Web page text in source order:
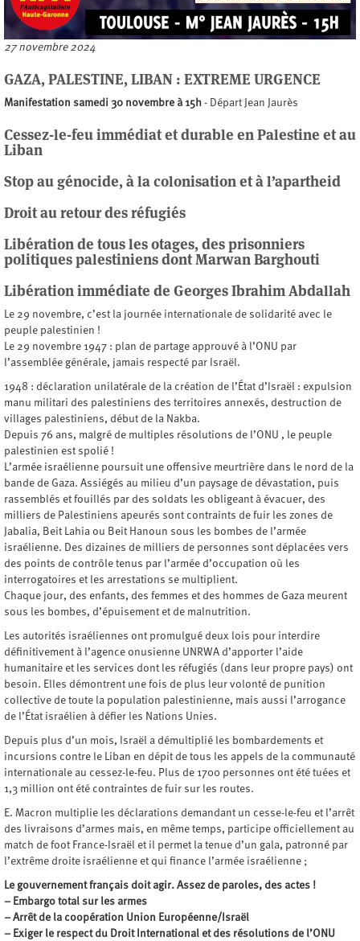
27 novembre 2024
GAZA, PALESTINE, LIBAN : EXTREME URGENCE
Manifestation samedi 30 novembre à 15h - Départ Jean Jaurès
Cessez-le-feu immédiat et durable en Palestine et au
Liban
Stop au génocide, à la colonisation et à l’apartheid
Droit au retour des réfugiés
Libération de tous les otages, des prisonniers
politiques palestiniens dont Marwan Barghouti
Libération immédiate de Georges Ibrahim Abdallah
Le 29 novembre, c’est la journée internationale de solidarité avec le
peuple palestinien !
Le 29 novembre 1947 : plan de partage approuvé à l’ONU par
l’assemblée générale, jamais respecté par Israël.
1948 : déclaration unilatérale de la création de l’État d’Israël : expulsion
manu militari des palestiniens des territoires annexés, destruction de
villages palestiniens, début de la Nakba.
Depuis 76 ans, malgré de multiples résolutions de l’ONU , le peuple
palestinien est spolié !
L’armée israélienne poursuit une offensive meurtrière dans le nord de la
bande de Gaza. Assiégés au milieu d’un paysage de dévastation, puis
rassemblés et fouillés par des soldats les obligeant à évacuer, des
milliers de Palestiniens apeurés sont contraints de fuir les zones de
Jabalia, Beit Lahia ou Beit Hanoun sous les bombes de l’armée
israélienne. Des dizaines de milliers de personnes sont déplacées vers
des points de contrôle tenus par l’armée d’occupation où les
interrogatoires et les arrestations se multiplient.
Chaque jour, des enfants, des femmes et des hommes de Gaza meurent
sous les bombes, d’épuisement et de malnutrition.
Les autorités israéliennes ont promulgué deux lois pour interdire
définitivement à l’agence onusienne UNRWA d’apporter l’aide
humanitaire et les services dont les réfugiés (dans leur propre pays) ont
besoin. Elles démontrent une fois de plus leur volonté de punition
collective de toute la population palestinienne, mais aussi l’arrogance
de l’État israélien à défier les Nations Unies.
Depuis plus d’un mois, Israël a démultiplié les bombardements et
incursions contre le Liban en dépit de tous les appels de la communauté
internationale au cessez-le-feu. Plus de 1700 personnes ont été tuées et
1,3 million ont été contraintes de fuir sur les routes.
E. Macron multiplie les déclarations demandant un cesse-le-feu et l’arrêt
des livraisons d’armes mais, en même temps, participe officiellement au
match de foot France-Israël et il permet la tenue d’un gala, patronné par
l’extrême droite israélienne et qui finance l’armée israélienne ;
Le gouvernement français doit agir. Assez de paroles, des actes !
– Embargo total sur les armes
– Arrêt de la coopération Union Européenne/Israël
– Exiger le respect du Droit International et des résolutions de l’ONU